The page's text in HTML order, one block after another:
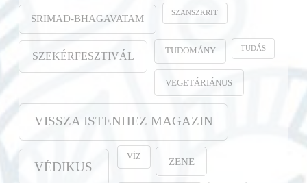
SRIMAD-BHAGAVATAM SZANSZKRIT
SZEKÉRFESZTIVÁL TUDOMÁNY TUDÁS
VEGETÁRIÁNUS
VISSZA ISTENHEZ MAGAZIN
VÉDIKUS
VÍZ ZENE